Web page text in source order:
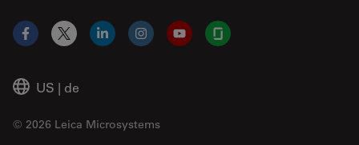
US | de
© 2026 Leica Microsystems
Facebook
X LinkedInInstagramYouTubeGlassdoor